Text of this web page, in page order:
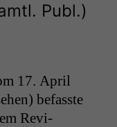
Publ.)
17. April
befasste
Revi­